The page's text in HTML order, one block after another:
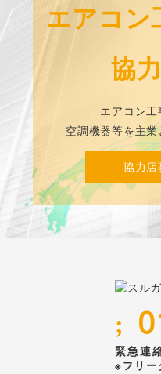
エアコン
協
エアコン工
空調機器等を主業
協力店
;
緊急連
※フリー